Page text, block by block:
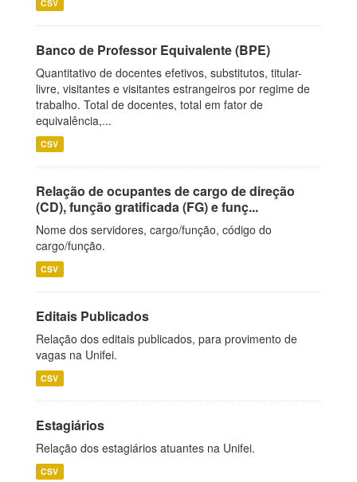
CSV
Banco de Professor Equivalente (BPE)
Quantitativo de docentes efetivos, substitutos, titular-
livre, visitantes e visitantes estrangeiros por regime de
trabalho. Total de docentes, total em fator de
equivalência,...
CSV
Relação de ocupantes de cargo de direção
(CD), função gratificada (FG) e funç...
Nome dos servidores, cargo/função, código do
cargo/função.
CSV
Editais Publicados
Relação dos editais publicados, para provimento de
vagas na Unifei.
CSV
Estagiários
Relação dos estagiários atuantes na Unifei.
CSV